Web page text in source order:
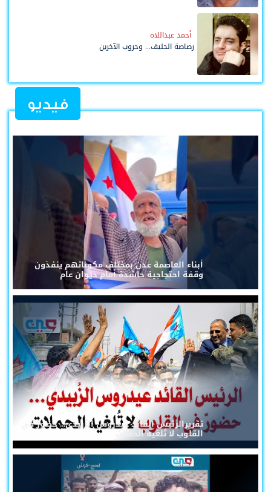
أحمد عبداللاه
رصاصة الحليف... وحروب الآخرين
فيديو
أبناء العاصمة عدن بمختلف مكوناتهم ينفذون
وقفة احتجاجية حاشدة أمام ديوان عام
تقريرالرئيس القائد عيدروس الزُبيدي... حضورٌ في
القلوب لا تُلغيه الحملات